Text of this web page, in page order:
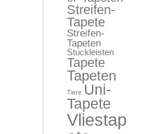
Streifen-
Tapete
Streifen-
Tapeten
Stuckleisten
Tapete
Tapeten
Tiere Uni-
Tapete
Vliestap